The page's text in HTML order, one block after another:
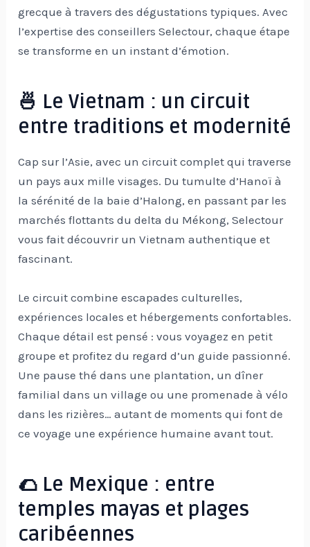
grecque à travers des dégustations typiques. Avec
l’expertise des conseillers Selectour, chaque étape
se transforme en un instant d’émotion.
🍜 Le Vietnam : un circuit
entre traditions et modernité
Cap sur l’Asie, avec un circuit complet qui traverse
un pays aux mille visages. Du tumulte d’Hanoï à
la sérénité de la baie d’Halong, en passant par les
marchés flottants du delta du Mékong, Selectour
vous fait découvrir un Vietnam authentique et
fascinant.
Le circuit combine escapades culturelles,
expériences locales et hébergements confortables.
Chaque détail est pensé : vous voyagez en petit
groupe et profitez du regard d’un guide passionné.
Une pause thé dans une plantation, un dîner
familial dans un village ou une promenade à vélo
dans les rizières… autant de moments qui font de
ce voyage une expérience humaine avant tout.
🌮 Le Mexique : entre
temples mayas et plages
caribéennes